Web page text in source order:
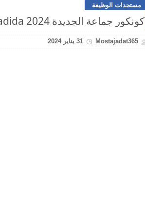
مستجدات الوظيفة
كونكور جماعة الجديدة Concours Commune El Jadida 2024
Mostajadat365 31 يناير 2024